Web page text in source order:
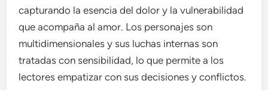
capturando la esencia del dolor y la vulnerabilidad
que acompaña al amor. Los personajes son
multidimensionales y sus luchas internas son
tratadas con sensibilidad, lo que permite a los
lectores empatizar con sus decisiones y conflictos.